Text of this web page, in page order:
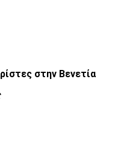
στην Βενετία